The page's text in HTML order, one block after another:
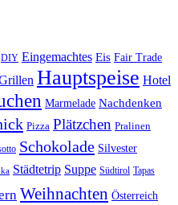
DIY Eingemachtes Eis Fair Trade
Hauptspeise Hotel
Marmelade Nachdenken
Pizza Plätzchen Pralinen
Schokolade Silvester
Städtetrip Suppe Südtirol Tapas
Weihnachten Österreich